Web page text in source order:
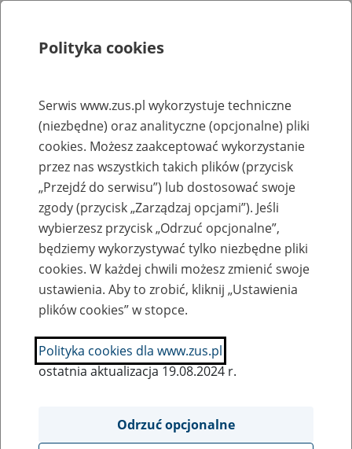
Rejestry, ewidencje i archiwa
Baza zlikwidowanych lub
przekształconych zakładów pracy
Nazwa zakładu pracy:
SZUKAJ
Polityka cookies
Serwis www.zus.pl wykorzystuje techniczne
(niezbędne) oraz analityczne (opcjonalne) pliki
cookies. Możesz zaakceptować wykorzystanie
przez nas wszystkich takich plików (przycisk
„Przejdź do serwisu”) lub dostosować swoje
zgody (przycisk „Zarządzaj opcjami”). Jeśli
wybierzesz przycisk „Odrzuć opcjonalne”,
będziemy wykorzystywać tylko niezbędne pliki
cookies. W każdej chwili możesz zmienić swoje
ustawienia. Aby to zrobić, kliknij „Ustawienia
plików cookies” w stopce.
Polityka cookies dla www.zus.pl
ostatnia aktualizacja 19.08.2024 r.
Odrzuć opcjonalne